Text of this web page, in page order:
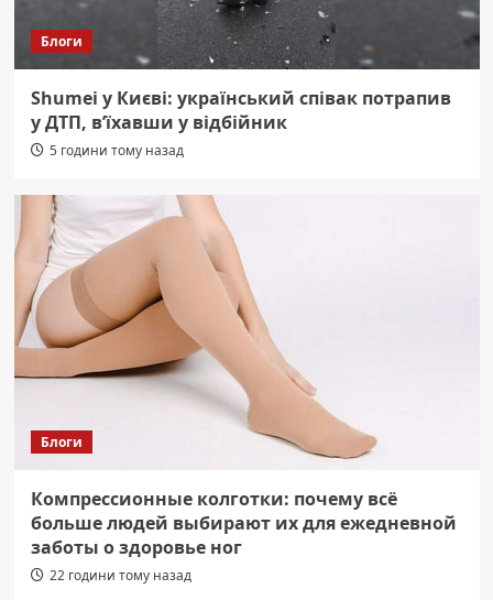
Блоги
Shumei у Києві: український співак потрапив
у ДТП, в’їхавши у відбійник
5 години тому назад
Блоги
Компрессионные колготки: почему всё
больше людей выбирают их для ежедневной
заботы о здоровье ног
22 години тому назад